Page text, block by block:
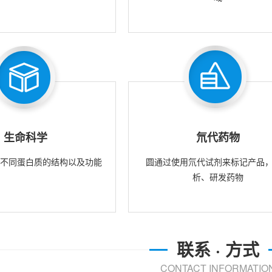
生命科学
同蛋白质的结构以及功能
氘代药物
圆通过使用氘代试剂来标记产品
析、研发药物
联系 · 方式
CONTACT